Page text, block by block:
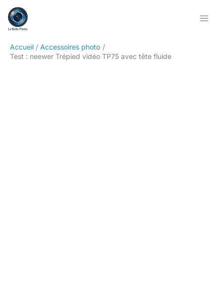
contenu
Accueil
Accessoires photo
Test : neewer Trépied vidéo TP75 avec tête fluide
Rechercher